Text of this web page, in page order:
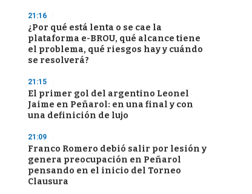
21:16
¿Por qué está lenta o se cae la
plataforma e-BROU, qué alcance tiene
el problema, qué riesgos hay y cuándo
se resolverá?
21:15
El primer gol del argentino Leonel
Jaime en Peñarol: en una final y con
una definición de lujo
21:09
Franco Romero debió salir por lesión y
genera preocupación en Peñarol
pensando en el inicio del Torneo
Clausura